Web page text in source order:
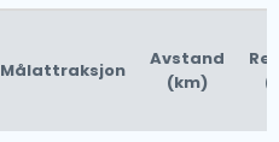
Målattraksjon
Avstand
(km)